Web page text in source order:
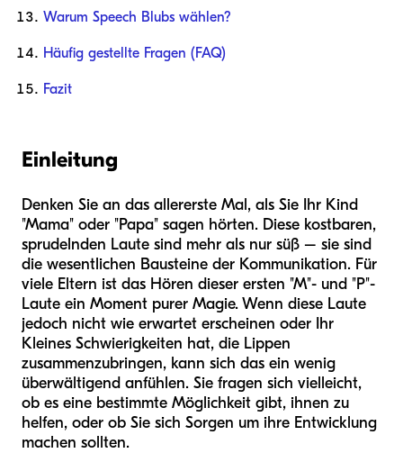
Warum Speech Blubs wählen?
Häufig gestellte Fragen (FAQ)
Fazit
Einleitung
Denken Sie an das allererste Mal, als Sie Ihr Kind
"Mama" oder "Papa" sagen hörten. Diese kostbaren,
sprudelnden Laute sind mehr als nur süß – sie sind
die wesentlichen Bausteine der Kommunikation. Für
viele Eltern ist das Hören dieser ersten "M"- und "P"-
Laute ein Moment purer Magie. Wenn diese Laute
jedoch nicht wie erwartet erscheinen oder Ihr
Kleines Schwierigkeiten hat, die Lippen
zusammenzubringen, kann sich das ein wenig
überwältigend anfühlen. Sie fragen sich vielleicht,
ob es eine bestimmte Möglichkeit gibt, ihnen zu
helfen, oder ob Sie sich Sorgen um ihre Entwicklung
machen sollten.